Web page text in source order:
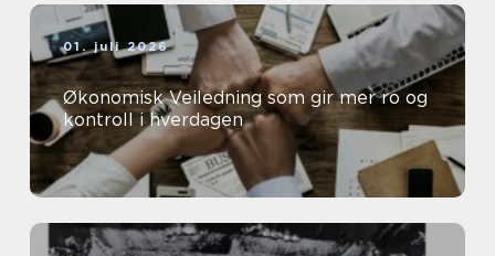
01. juli 2026
Økonomisk Veiledning som gir mer ro og
kontroll i hverdagen